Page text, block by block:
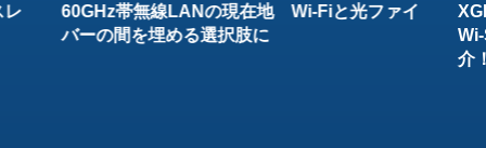
レ
60GHz帯無線LANの現在地 Wi-Fiと光ファイ
バーの間を埋める選択肢に
介